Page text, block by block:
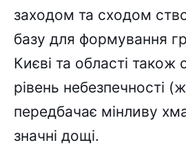
заходом та сходом
базу для формування
Києві та області також
рівень небезпечності
передбачає мінливу
значні дощі.